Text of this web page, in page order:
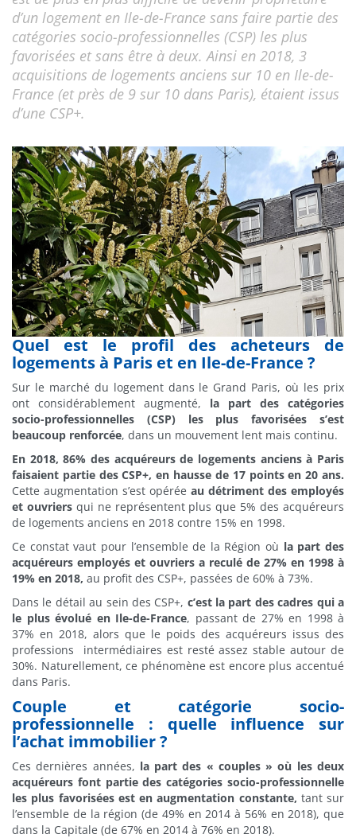
d’un logement en Ile-de-France sans faire partie des
catégories socio-professionnelles (CSP) les plus
favorisées et sans être à deux. Ainsi en 2018, 3
acquisitions de logements anciens sur 10 en Ile-de-
France (et près de 9 sur 10 dans Paris), étaient issus
d’une CSP+.
Quel est le profil des acheteurs de
logements à Paris et en Ile-de-France ?
Sur le marché du logement dans le Grand Paris, où les prix
ont considérablement augmenté, la part des catégories
socio-professionnelles (CSP) les plus favorisées s’est
beaucoup renforcée, dans un mouvement lent mais continu.
En 2018, 86% des acquéreurs de logements anciens à Paris
faisaient partie des CSP+, en hausse de 17 points en 20 ans.
Cette augmentation s’est opérée au détriment des employés
et ouvriersqui ne représentent plus que 5% des acquéreurs
de logements anciens en 2018 contre 15% en 1998.
Ce constat vaut pour l’ensemble de la Région où la part des
acquéreurs employés et ouvriers a reculé de 27% en 1998 à
19% en 2018, au profit des CSP+, passées de 60% à 73%.
Dans le détail au sein des CSP+, c’est la part des cadres qui a
le plus évolué en Ile-de-France, passant de 27% en 1998 à
37% en 2018, alors que le poids des acquéreurs issus des
professions intermédiaires est resté assez stable autour de
30%. Naturellement, ce phénomène est encore plus accentué
dans Paris.
Couple et catégorie socio-
professionnelle : quelle influence sur
l’achat immobilier ?
Ces dernières années, la part des « couples » où les deux
acquéreurs font partie des catégories socio-professionnelle
les plus favorisées est en augmentation constante, tant sur
l’ensemble de la région (de 49% en 2014 à 56% en 2018), que
dans la Capitale (de 67% en 2014 à 76% en 2018).